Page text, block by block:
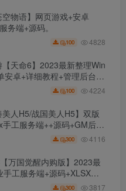
物语】网页游戏+安卓
务端+源码。
100 4828
天命6】2023最新整理Win
安卓+详细教程+管理后台
站长亲测】
100 4224
人H5/战国美人H5】双版
工服务端++源码+GM后台
细搭建教程+【站长亲测】
300 4116
万国觉醒内购版】2023最
工服务端+源码+XLSX表
程【站长亲测】300 3817